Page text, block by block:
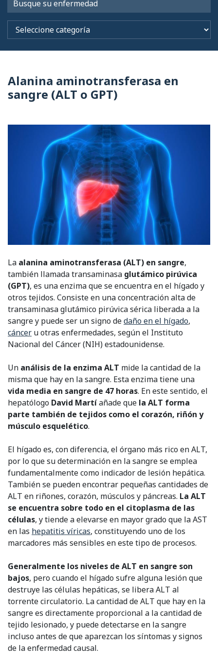
Alanina aminotransferasa en
sangre (ALT o GPT)
La alanina aminotransferasa (ALT) en sangre,
también llamada transaminasa glutámico pirúvica
(GPT), es una enzima que se encuentra en el hígado y
otros tejidos. Consiste en una concentración alta de
transaminasa glutámico pirúvica sérica liberada a la
sangre y puede ser un signo dedaño en el hígado,
cáncer u otras enfermedades, según el Instituto
Nacional del Cáncer (NIH) estadounidense.
Un análisis de la enzima ALT mide la cantidad de la
misma que hay en la sangre. Esta enzima tiene una
vida media en sangre de 47 horas. En este sentido, el
hepatólogo David Martíañade que la ALT forma
parte también de tejidos como el corazón, riñón y
músculo esquelético.
El hígado es, con diferencia, el órgano más rico en ALT,
por lo que su determinación en la sangre se emplea
fundamentalmente como indicador de lesión hepática.
También se pueden encontrar pequeñas cantidades de
ALT en riñones, corazón, músculos y páncreas. La ALT
se encuentra sobre todo en el citoplasma de las
células, y tiende a elevarse en mayor grado que la AST
en las hepatitis víricas, constituyendo uno de los
marcadores más sensibles en este tipo de procesos.
Generalmente los niveles de ALT en sangre son
bajos, pero cuando el hígado sufre alguna lesión que
destruye las células hepáticas, se libera ALT al
torrente circulatorio. La cantidad de ALT que hay en la
sangre es directamente proporcional a la cantidad de
tejido lesionado, y puede detectarse en la sangre
incluso antes de que aparezcan los síntomas y signos
de la enfermedad causal.